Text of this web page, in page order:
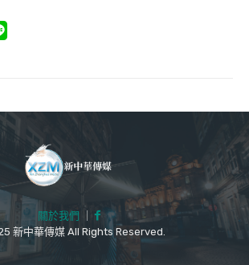
關於我們 ｜
新中華傳媒 All Rights Reserved.